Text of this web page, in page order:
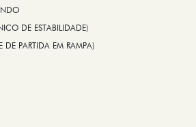
DE ESTABILIDADE)
DE PARTIDA EM RAMPA)